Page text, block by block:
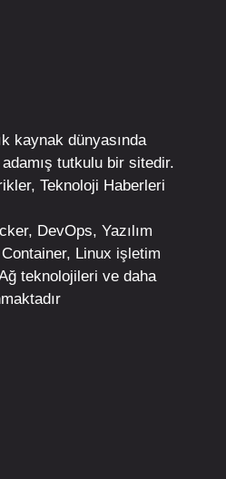
kaynak dünyasında
tutkulu bir sitedir.
Teknoloji Haberleri
DevOps, Yazılım
Container, Linux işletim
teknolojileri ve daha